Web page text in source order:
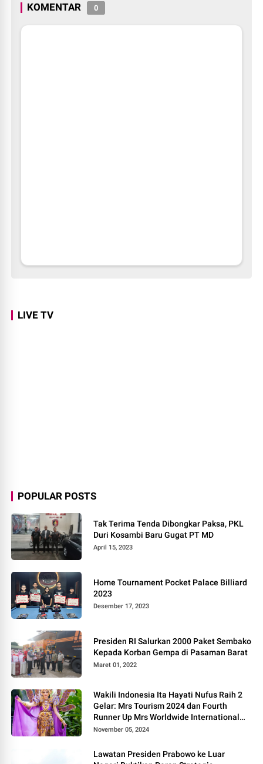
KOMENTAR 0
LIVE TV
POPULAR POSTS
Tak Terima Tenda Dibongkar Paksa, PKL
Duri Kosambi Baru Gugat PT MD
April 15, 2023
Home Tournament Pocket Palace Billiard
2023
Desember 17, 2023
Presiden RI Salurkan 2000 Paket Sembako
Kepada Korban Gempa di Pasaman Barat
Maret 01, 2022
Wakili Indonesia Ita Hayati Nufus Raih 2
Gelar: Mrs Tourism 2024 dan Fourth
Runner Up Mrs Worldwide International
2024, di Pemilihan Mrs Worldwide 2024
November 05, 2024
Lawatan Presiden Prabowo ke Luar